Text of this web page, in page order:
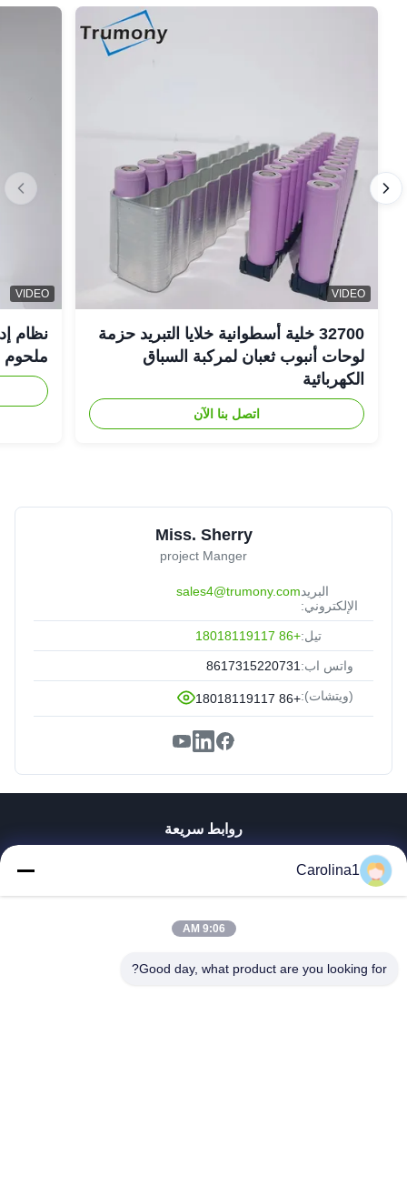
VIDEO
32700 خلية أسطوانية خلايا التبريد حزمة
لوحات أنبوب ثعبان لمركبة السباق
الكهربائية
اتصل بنا الآن
VIDEO
نظام
ملحوم FSW
Miss. Sherry
project Manger
البريد
الإلكتروني:
sales4@trumony.com
تيل:+86 18018119117
واتس اب: 8617315220731
(ويتشات):+86 18018119117
روابط سريعة
معلومات عنا
مراقبة الجودة
Carolina1
9:06 AM
Good day, what product are you looking for?